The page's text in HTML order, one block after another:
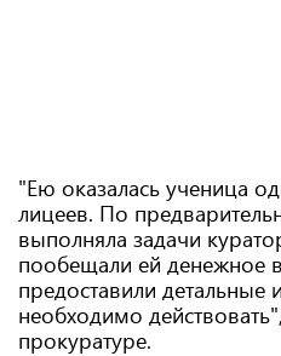
"Ею оказалась ученица
лицеев. По
выполняла задачи
пообещали ей денежное
предоставили детальные
необходимо
прокуратуре.